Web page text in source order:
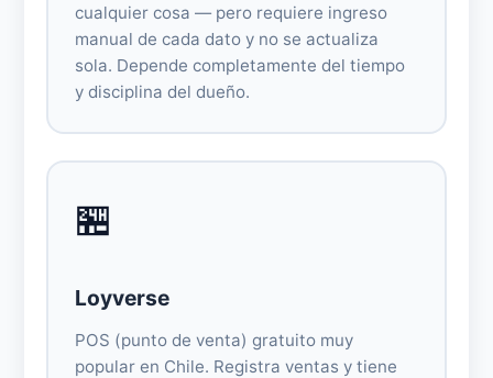
cualquier cosa — pero requiere ingreso
manual de cada dato y no se actualiza
sola. Depende completamente del tiempo
y disciplina del dueño.
🏪
Loyverse
POS (punto de venta) gratuito muy
popular en Chile. Registra ventas y tiene